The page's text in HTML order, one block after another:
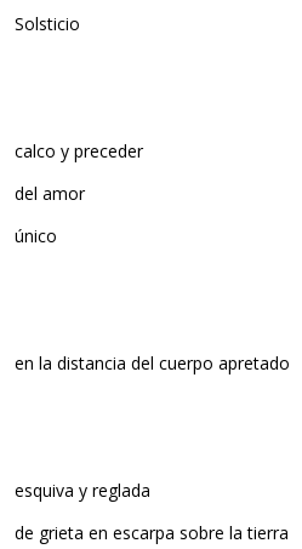
Solsticio
calco y preceder
del amor
único
en la distancia del cuerpo
esquiva y reglada
de grieta en escarpa sobre la tierra